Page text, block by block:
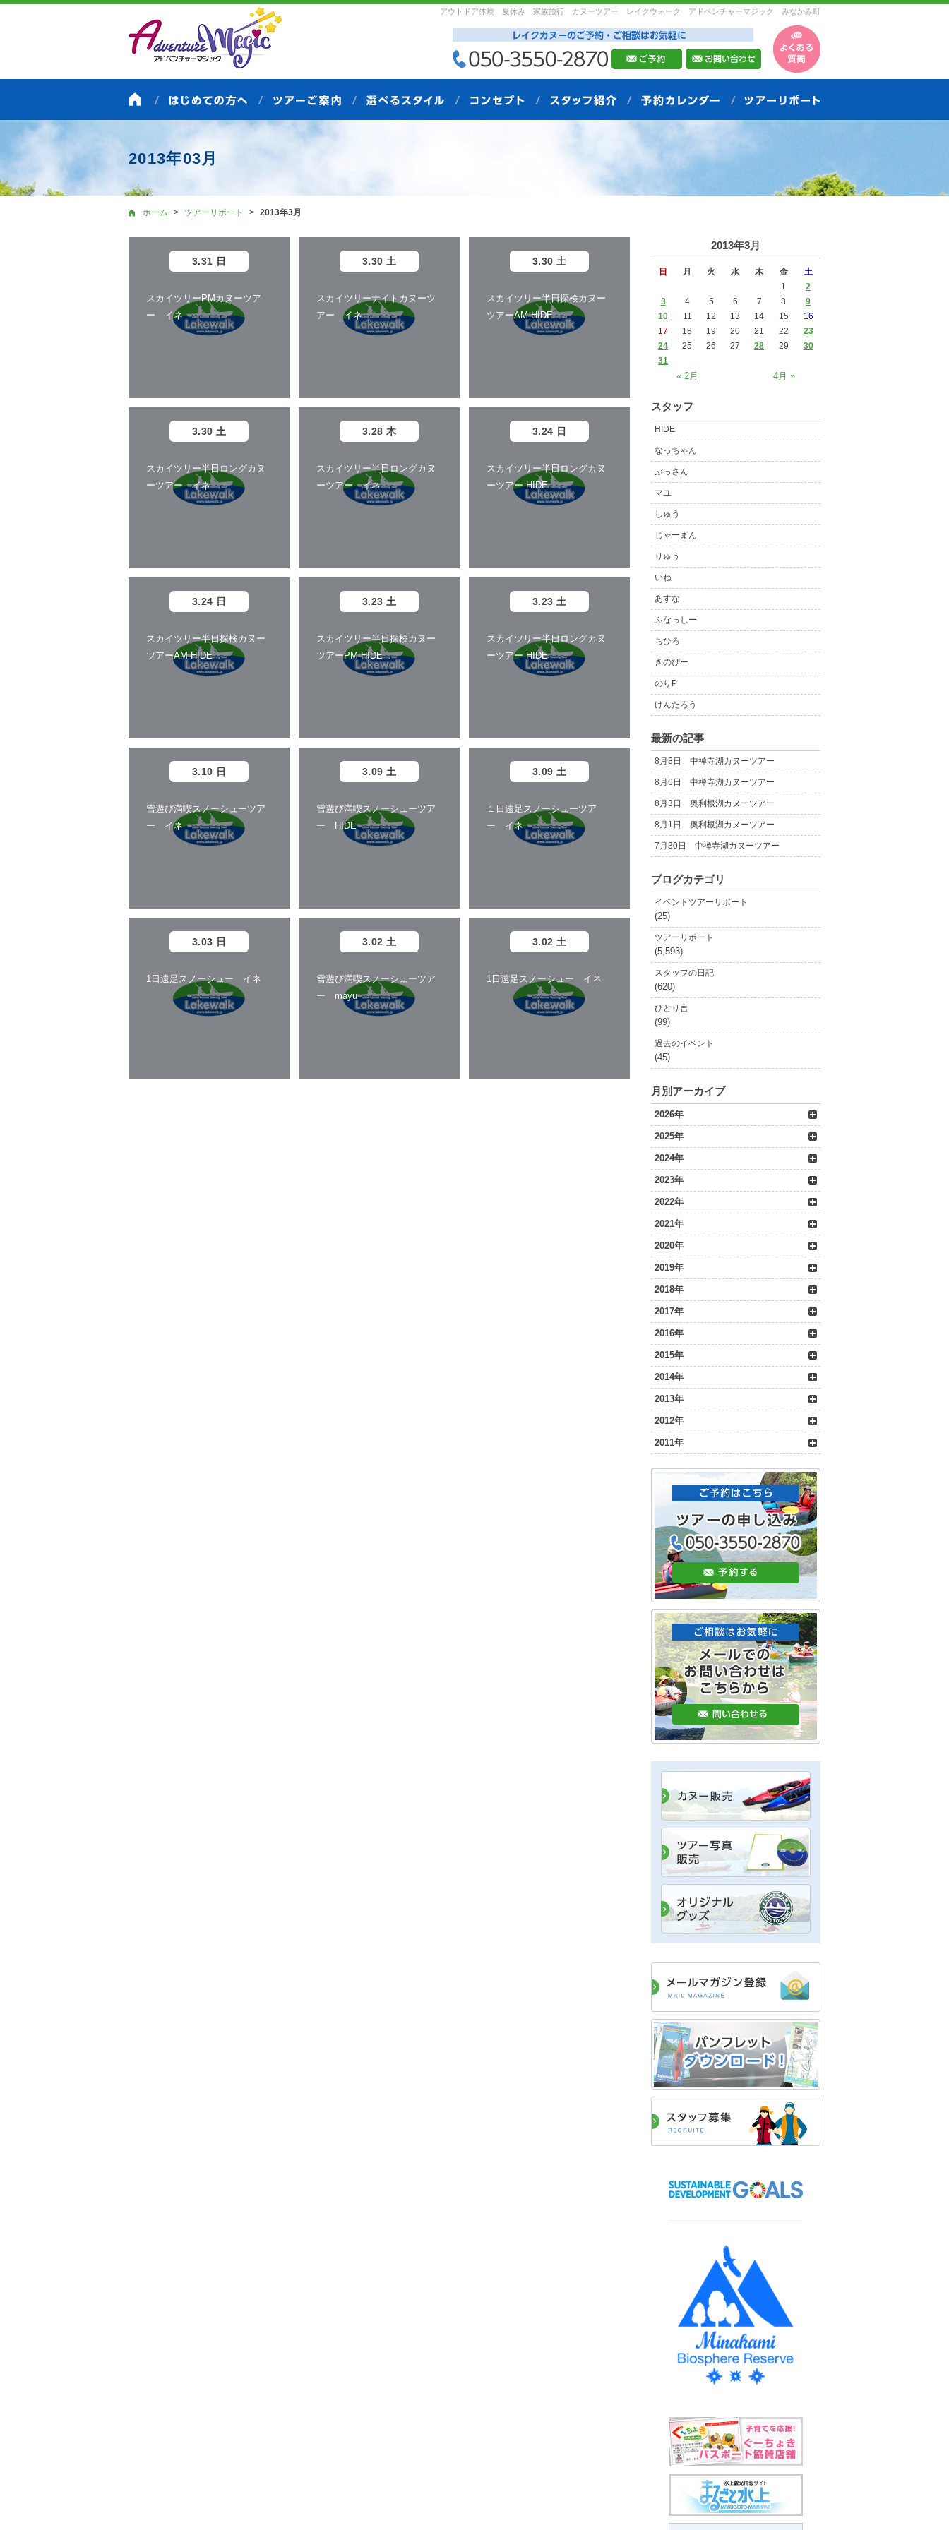
アウトドア体験 夏休み 家族旅行 カヌーツアー レイクウォーク アドベンチャーマジック みなかみ町
2013年03月
ホーム ツアーリポート 2013年3月
3.31 日
スカイツリーPMカヌーツア
ー イネ
3.30 土
スカイツリーナイトカヌーツ
アー イネ
3.30 土
スカイツリー半日探検カヌー
ツアーAM HIDE
3.30 土
スカイツリー半日ロングカヌ
ーツアー イネ
3.28 木
スカイツリー半日ロングカヌ
ーツアー イネ
3.24 日
スカイツリー半日ロングカヌ
ーツアー HIDE
3.24 日
スカイツリー半日探検カヌー
ツアーAM HIDE
3.23 土
スカイツリー半日探検カヌー
ツアーPM HIDE
3.23 土
スカイツリー半日ロングカヌ
ーツアー HIDE
3.10 日
雪遊び満喫スノーシューツア
ー イネ
3.09 土
雪遊び満喫スノーシューツア
ー HIDE
3.09 土
１日遠足スノーシューツア
ー イネ
3.03 日
1日遠足スノーシュー イネ
3.02 土
雪遊び満喫スノーシューツア
ー mayu
3.02 土
1日遠足スノーシュー イネ
2013年3月
日 月 火 水 木 金 土
« 2月 4月 »
1
2
3
4 5 6 7 8
9
10
11 12 13 14 15
16
17
18 19 20 21 22
23
24
25 26 27 28 29
30
31
スタッフ
HIDE
なっちゃん
ぶっさん
マユ
しゅう
じゃーまん
りゅう
いね
あすな
ふなっしー
ちひろ
きのぴー
のりP
けんたろう
最新の記事
8月8日 中禅寺湖カヌーツアー
8月6日 中禅寺湖カヌーツアー
8月3日 奥利根湖カヌーツアー
8月1日 奥利根湖カヌーツアー
7月30日 中禅寺湖カヌーツアー
ブログカテゴリ
イベントツアーリポート
(25)
ツアーリポート
(5,593)
スタッフの日記
(620)
ひとり言
(99)
過去のイベント
(45)
月別アーカイブ
2026年
2025年
2024年
2023年
2022年
2021年
2020年
2019年
2018年
2017年
2016年
2015年
2014年
2013年
2012年
2011年